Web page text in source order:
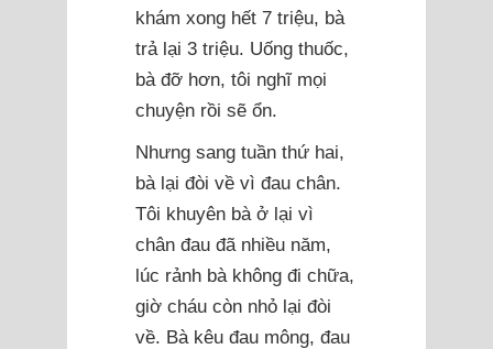
khám xong hết 7 triệu, bà
trả lại 3 triệu. Uống thuốc,
bà đỡ hơn, tôi nghĩ mọi
chuyện rồi sẽ ổn.
Nhưng sang tuần thứ hai,
bà lại đòi về vì đau chân.
Tôi khuyên bà ở lại vì
chân đau đã nhiều năm,
lúc rảnh bà không đi chữa,
giờ cháu còn nhỏ lại đòi
về. Bà kêu đau mông, đau